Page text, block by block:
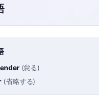
(怠る)
(省略する)